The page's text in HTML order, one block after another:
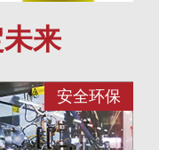
来
安全环保